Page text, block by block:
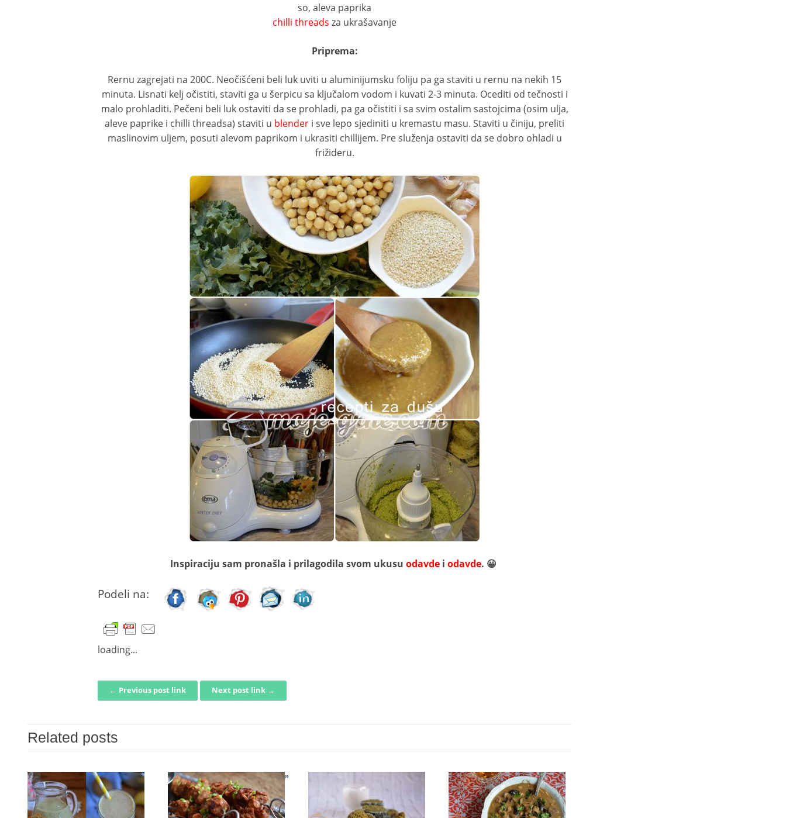
so, aleva paprika
chilli threads za ukrašavanje
Priprema:
Rernu zagrejati na 200C. Neočišćeni beli luk uviti u aluminijumsku foliju pa ga staviti u rernu na nekih 15
minuta. Lisnati kelj očistiti, staviti ga u šerpicu sa ključalom vodom i kuvati 2-3 minuta. Ocediti od tečnosti i
malo prohladiti. Pečeni beli luk ostaviti da se prohladi, pa ga očistiti i sa svim ostalim sastojcima (osim ulja,
aleve paprike i chilli threadsa) staviti u blender i sve lepo sjediniti u kremastu masu. Staviti u činiju, preliti
maslinovim uljem, posuti alevom paprikom i ukrasiti chillijem. Pre služenja ostaviti da se dobro ohladi u
frižideru.
Inspiraciju sam pronašla i prilagodila svom ukusu odavde i odavde. 😀
Podeli na:
loading...
Post navigation← Previous post link Next post link →
Related posts
„